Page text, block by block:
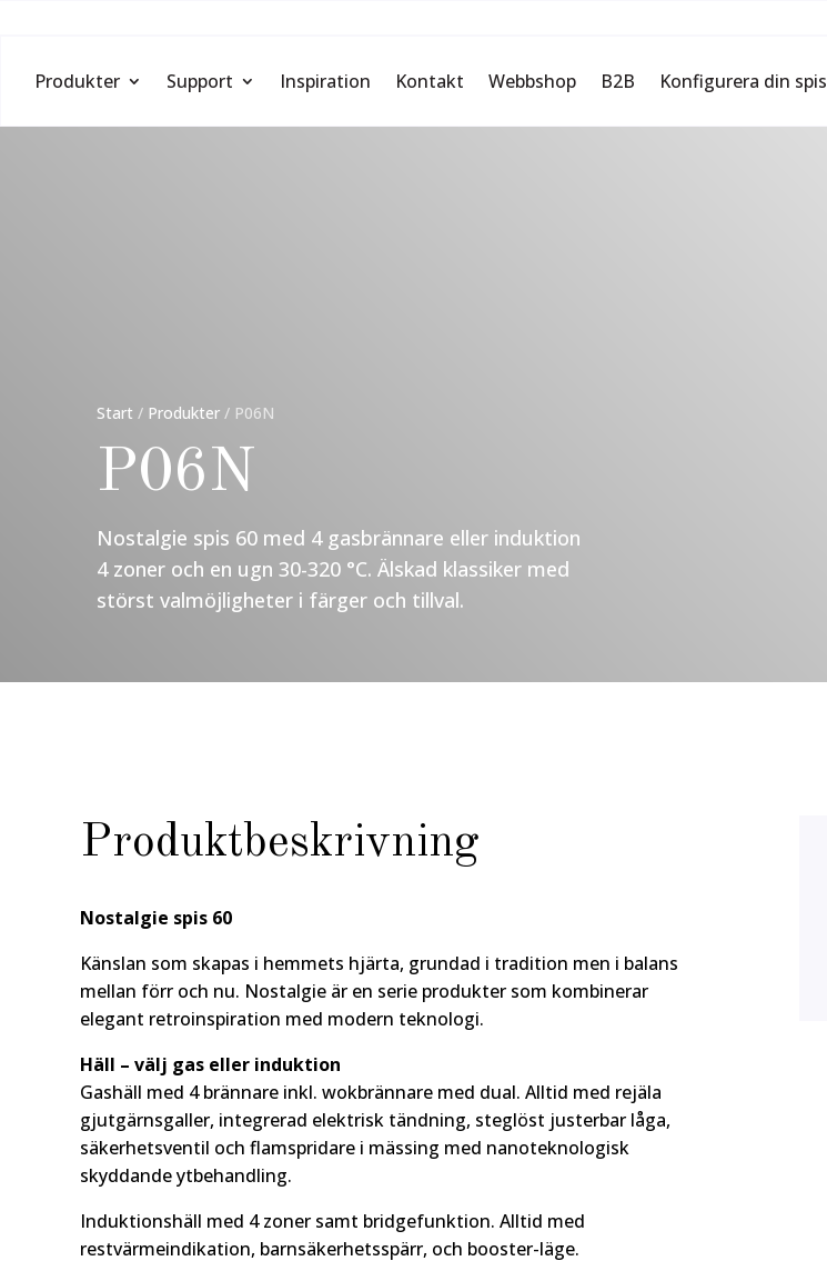
Produkter Support Inspiration Kontakt Webbshop B2B Konfigurera din spis
Start / Produkter / P06N
P06N
Nostalgie spis 60 med 4 gasbrännare eller induktion
4 zoner och en ugn 30-320 °C. Älskad klassiker med
störst valmöjligheter i färger och tillval.
Produktbeskrivning
Nostalgie spis 60
Känslan som skapas i hemmets hjärta, grundad i tradition men i balans
mellan förr och nu. Nostalgie är en serie produkter som kombinerar
elegant retroinspiration med modern teknologi.
Häll – välj gas eller induktion
Gashäll med 4 brännare inkl. wokbrännare med dual. Alltid med rejäla
gjutgärnsgaller, integrerad elektrisk tändning, steglöst justerbar låga,
säkerhetsventil och flamspridare i mässing med nanoteknologisk
skyddande ytbehandling.
Induktionshäll med 4 zoner samt bridgefunktion. Alltid med
restvärmeindikation, barnsäkerhetsspärr, och booster-läge.